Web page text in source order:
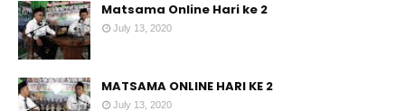
Matsama Online Hari ke 2
July 13, 2020
MATSAMA ONLINE HARI KE 2
July 13, 2020